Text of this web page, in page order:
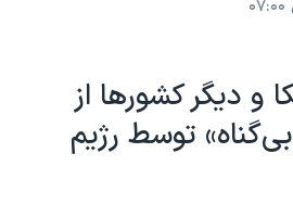
و دیگر کشورها از
توسط رژیم